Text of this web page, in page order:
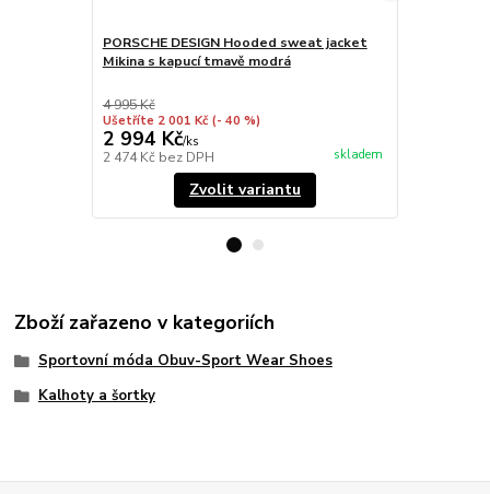
PORSCHE DESIGN Hooded sweat jacket
Mikina s kapucí tmavě modrá
4 995 Kč
Ušetříte 2 001 Kč (- 40 %)
2 994 Kč/ks
2 474 Kč bez DPH skladem
Zvolit variantu
Zboží zařazeno v kategoriích
Sportovní móda Obuv-Sport Wear Shoes
Kalhoty a šortky